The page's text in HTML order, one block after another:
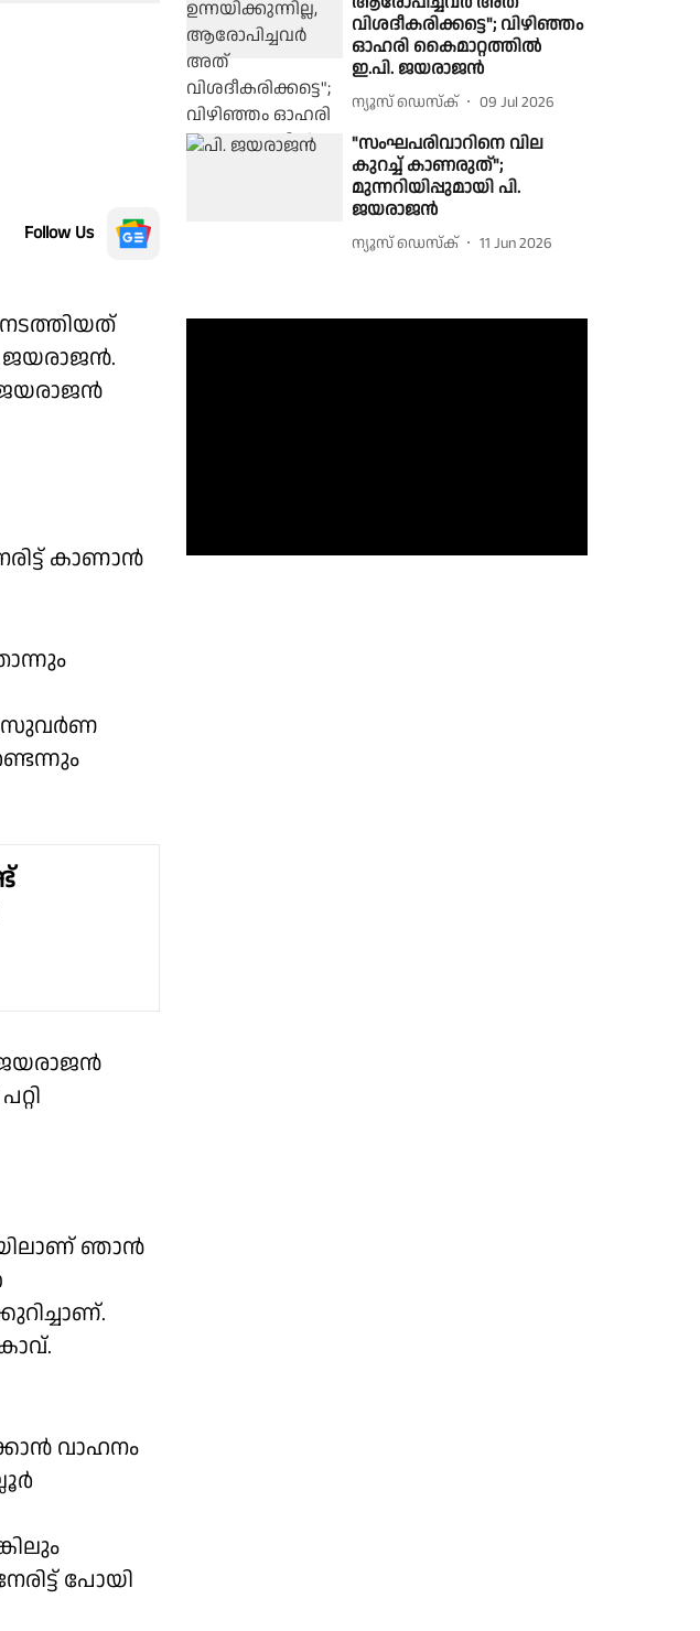
Follow Us
ജയരാജൻ.
കാണാൻ
സുവർണ
ഞാൻ
വാഹനം
പോയി
വിശദീകരിക്കട്ടെ"; വിഴിഞ്ഞം
ഓഹരി കൈമാറ്റത്തിൽ
ഇ.പി. ജയരാജൻ
ന്യൂസ് ഡെസ്ക് 09 Jul 2026
"സംഘപരിവാറിനെ വില
കുറച്ച് കാണരുത്";
മുന്നറിയിപ്പുമായി പി.
ജയരാജൻ
ന്യൂസ് ഡെസ്ക് 11 Jun 2026